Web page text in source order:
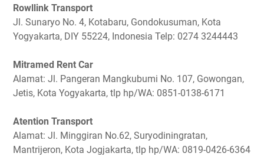
Rowllink Transport
Jl. Sunaryo No. 4, Kotabaru, Gondokusuman, Kota
Yogyakarta, DIY 55224, Indonesia Telp: 0274 3244443
Mitramed Rent Car
Alamat: Jl. Pangeran Mangkubumi No. 107, Gowongan,
Jetis, Kota Yogyakarta, tlp hp/WA: 0851-0138-6171
Atention Transport
Alamat: Jl. Minggiran No.62, Suryodiningratan,
Mantrijeron, Kota Jogjakarta, tlp hp/WA: 0819-0426-6364